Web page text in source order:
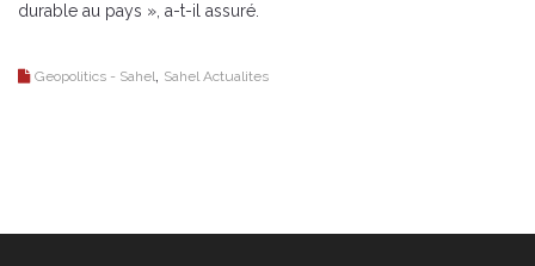
durable au pays », a-t-il assuré.
Geopolitics - Sahel Sahel Actualites